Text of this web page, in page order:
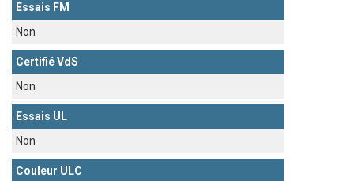
Essais FM
Non
Certifié VdS
Non
Essais UL
Non
Couleur ULC